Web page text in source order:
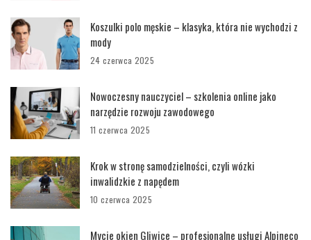
Koszulki polo męskie – klasyka, która nie wychodzi z
mody
24 czerwca 2025
Nowoczesny nauczyciel – szkolenia online jako
narzędzie rozwoju zawodowego
11 czerwca 2025
Krok w stronę samodzielności, czyli wózki
inwalidzkie z napędem
10 czerwca 2025
Mycie okien Gliwice – profesjonalne usługi Alpineco